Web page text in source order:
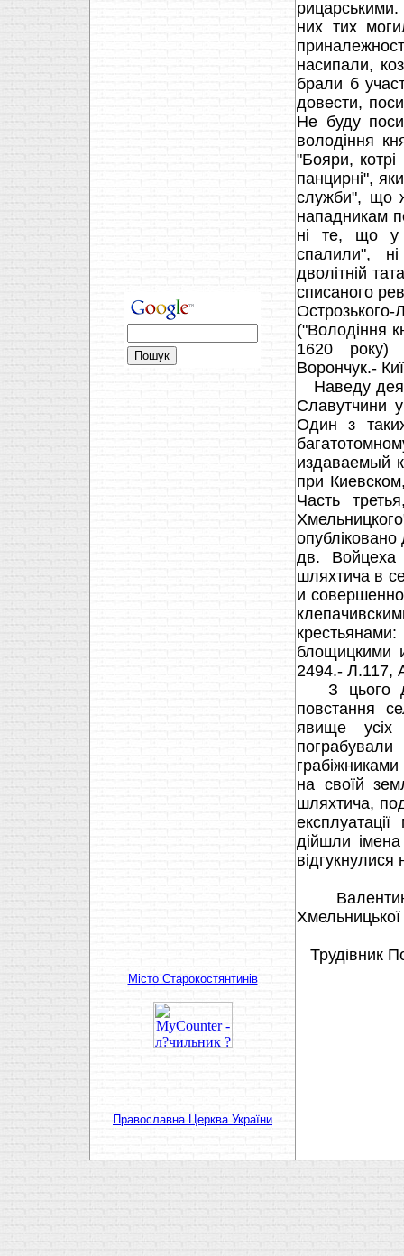
Мiсто Старокостянтинiв
Православна Церква України
рицарськими.
них тих
насипали,
брали б
довести,
Не буду
володіння
"Бояри,
панцирні",
служби", що
нападникам
ні те, що у
спалили",
дволітній
списаного
("Володіння
1620 року)
Ворончук.-
Наведу
Славутчини
Один з
издаваемый
при
Часть
дв. Войцеха
шляхтича в
и
блощицкими
2494.- Л.117,
З цього
повстання
явище усіх
на своїй
шляхтича,
дійшли
Валентин
Хмельницької
Трудівник